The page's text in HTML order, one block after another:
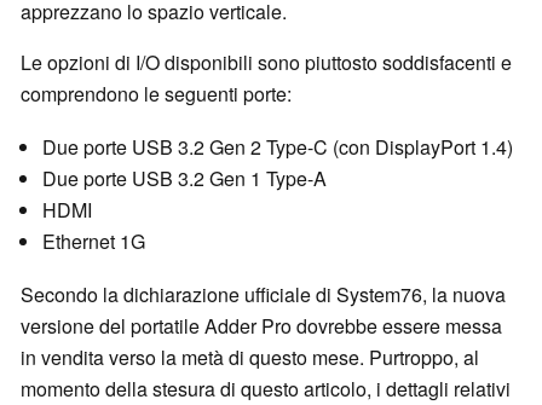
apprezzano lo spazio verticale.
Le opzioni di I/O disponibili sono piuttosto soddisfacenti e
comprendono le seguenti porte:
Due porte USB 3.2 Gen 2 Type-C (con DisplayPort 1.4)
Due porte USB 3.2 Gen 1 Type-A
HDMI
Ethernet 1G
Secondo la dichiarazione ufficiale di System76, la nuova
versione del portatile Adder Pro dovrebbe essere messa
in vendita verso la metà di questo mese. Purtroppo, al
momento della stesura di questo articolo, i dettagli relativi